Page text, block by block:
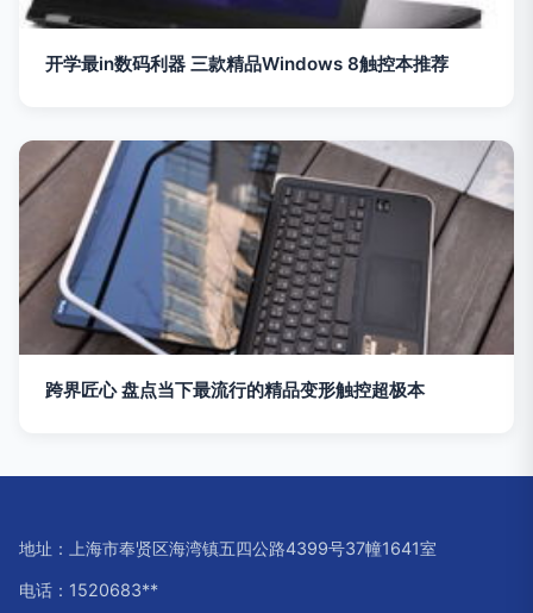
开学最in数码利器 三款精品Windows 8触控本推荐
跨界匠心 盘点当下最流行的精品变形触控超极本
地址：上海市奉贤区海湾镇五四公路4399号37幢1641室
电话：1520683**